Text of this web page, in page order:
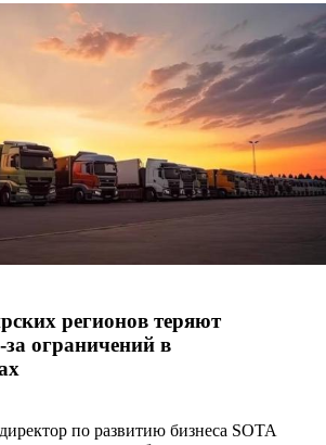
регионов теряют
ограничений в
по развитию бизнеса SOTA